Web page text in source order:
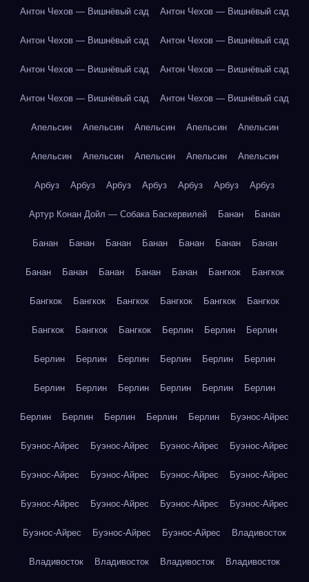
Антон Чехов — Вишнёвый сад Антон Чехов — Вишнёвый сад
Антон Чехов — Вишнёвый сад Антон Чехов — Вишнёвый сад
Антон Чехов — Вишнёвый сад Антон Чехов — Вишнёвый сад
Антон Чехов — Вишнёвый сад Антон Чехов — Вишнёвый сад
Апельсин Апельсин Апельсин Апельсин Апельсин
Апельсин Апельсин Апельсин Апельсин Апельсин
Арбуз Арбуз Арбуз Арбуз Арбуз Арбуз Арбуз
Артур Конан Дойл — Собака Баскервилей Банан Банан
Банан Банан Банан Банан Банан Банан Банан
Банан Банан Банан Банан Банан Бангкок Бангкок
Бангкок Бангкок Бангкок Бангкок Бангкок Бангкок
Бангкок Бангкок Бангкок Берлин Берлин Берлин
Берлин Берлин Берлин Берлин Берлин Берлин
Берлин Берлин Берлин Берлин Берлин Берлин
Берлин Берлин Берлин Берлин Берлин Буэнос-Айрес
Буэнос-Айрес Буэнос-Айрес Буэнос-Айрес Буэнос-Айрес
Буэнос-Айрес Буэнос-Айрес Буэнос-Айрес Буэнос-Айрес
Буэнос-Айрес Буэнос-Айрес Буэнос-Айрес Буэнос-Айрес
Буэнос-Айрес Буэнос-Айрес Буэнос-Айрес Владивосток
Владивосток Владивосток Владивосток Владивосток